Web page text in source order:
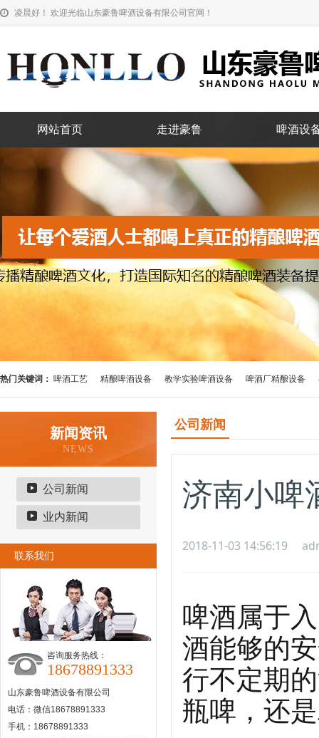
凌晨好！ 欢迎光临山东豪鲁啤酒设备有限公司官网！
网站首页 走进豪鲁 啤酒设
热门关键词： 啤酒工艺 精酿啤酒设备 教学实验啤酒设备 啤酒厂精酿设备
新闻资讯
NEWS
公司新闻
业内新闻
联系我们
咨询服务热线：
18678891333
山东豪鲁啤酒设备有限公司
电话：微信18678891333
手机：18678891333
公司新闻
济南小啤
2018-11-03 14:56:19
啤酒属于
酒能够的
行不定期
瓶啤，还